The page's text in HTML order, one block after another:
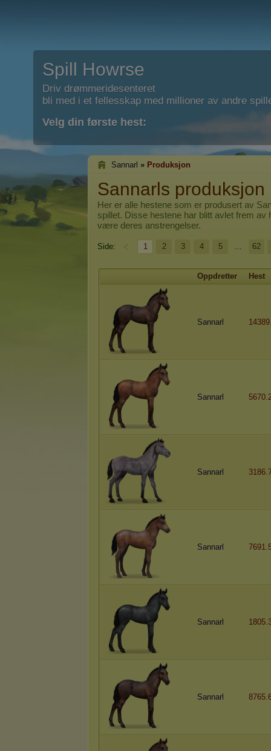
Spill Howrse
Driv drømmeridesenteret
bli med i et fellesskap med millioner av andre
Velg din første hest:
Sannarl » Produksjon
Sannarls produksjon
Her er alle hestene som er produsert av
spillet. Disse hestene har blitt avlet frem av
være deres anstrengelser.
Side: 1 2 3 4 5 ... 62
Oppdretter Hest
Sannarl
Sannarl
Sannarl
Sannarl
Sannarl
Sannarl